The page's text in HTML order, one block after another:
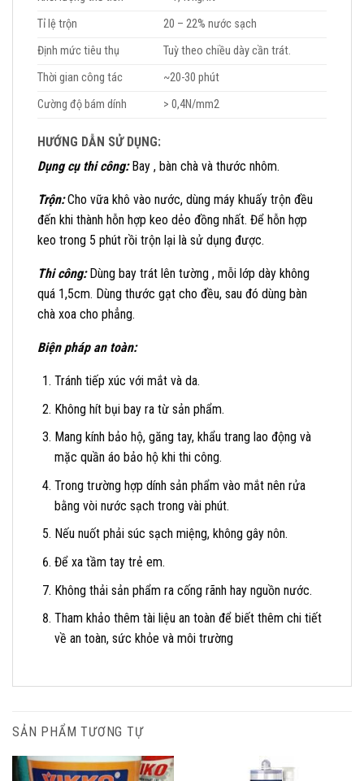
Tỉ lệ trộn
20 – 22% nước sạch
Định mức tiêu thụ
Tuỳ theo chiều dày cần trát.
Thời gian công tác
~20-30 phút
Cường độ bám dính
> 0,4N/mm2
HƯỚNG DẪN SỬ DỤNG:
Dụng cụ thi công:Bay , bàn chà và thước nhôm.
Trộn:Cho vữa khô vào nước, dùng máy khuấy trộn đều
đến khi thành hỗn hợp keo dẻo đồng nhất. Để hỗn hợp
keo trong 5 phút rồi trộn lại là sử dụng được.
Thi công:Dùng bay trát lên tường , mỗi lớp dày không
quá 1,5cm. Dùng thước gạt cho đều, sau đó dùng bàn
chà xoa cho phẳng.
Biện pháp an toàn:
Tránh tiếp xúc với mắt và da.
Không hít bụi bay ra từ sản phẩm.
Mang kính bảo hộ, găng tay, khẩu trang lao động và
mặc quần áo bảo hộ khi thi công.
Trong trường hợp dính sản phẩm vào mắt nên rửa
bằng vòi nước sạch trong vài phút.
Nếu nuốt phải súc sạch miệng, không gây nôn.
Để xa tầm tay trẻ em.
Không thải sản phẩm ra cống rãnh hay nguồn nước.
Tham khảo thêm tài liệu an toàn để biết thêm chi tiết
về an toàn, sức khỏe và môi trường
SẢN PHẨM TƯƠNG TỰ